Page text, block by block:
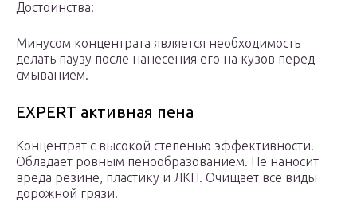
Достоинства:
Минусом концентрата является необходимость
делать паузу после нанесения его на кузов перед
смыванием.
EXPERT активная пена
Концентрат с высокой степенью эффективности.
Обладает ровным пенообразованием. Не наносит
вреда резине, пластику и ЛКП. Очищает все виды
дорожной грязи.